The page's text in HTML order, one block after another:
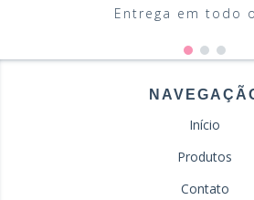
Entrega em todo
Início
Produtos
Contato